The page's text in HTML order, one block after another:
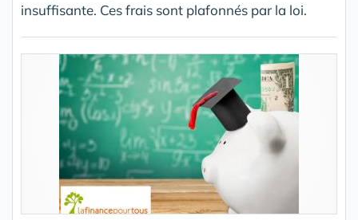
insuffisante. Ces frais sont plafonnés par la loi.